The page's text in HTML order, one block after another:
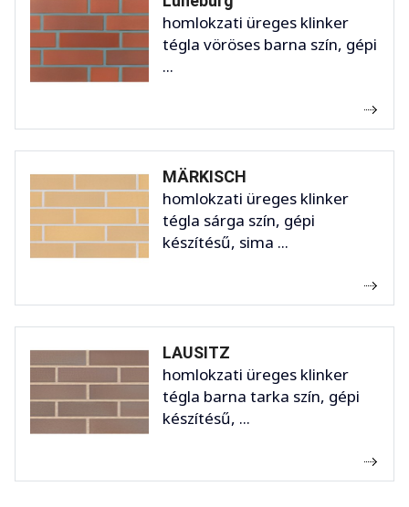
homlokzati üreges klinker
tégla vöröses barna szín, gépi
...
MÄRKISCH
homlokzati üreges klinker
tégla sárga szín, gépi
készítésű, sima ...
LAUSITZ
homlokzati üreges klinker
tégla barna tarka szín, gépi
készítésű, ...